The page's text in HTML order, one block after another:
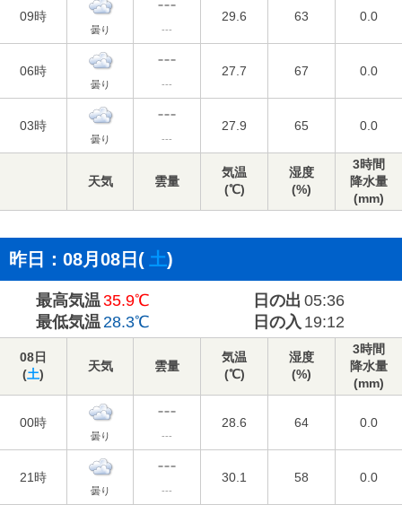
09時
曇り ---
29.6 63 0.0
06時
曇り ---
27.7 67 0.0
03時
曇り ---
27.9 65 0.0
天気 雲量
気温
(℃)
湿度
(%)
3時間
降水量
(mm)
昨日：08月08日( 土)
最高気温35.9℃ 日の出 05:36
最低気温 28.3℃ 日の入 19:12
08日
(土)
天気 雲量
気温
(℃)
湿度
(%)
3時間
降水量
(mm)
00時
曇り ---
28.6 64 0.0
21時
曇り ---
30.1 58 0.0